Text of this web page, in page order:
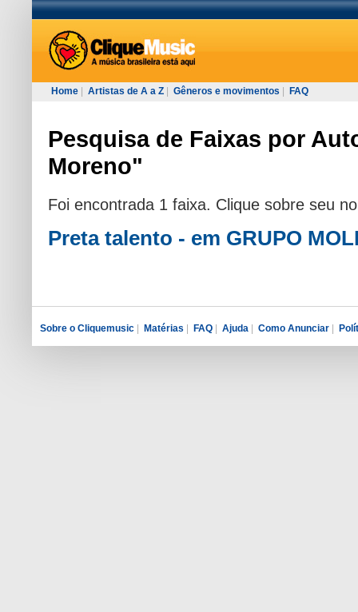
Home Artistas de A a Z Gêneros e movimentos FAQ
Pesquisa de Faixas por
Moreno"
Foi encontrada 1 faixa. Clique sobre seu
Preta talento - em GRUPO
Sobre o Cliquemusic | Matérias | FAQ | Ajuda | Como Anunciar |